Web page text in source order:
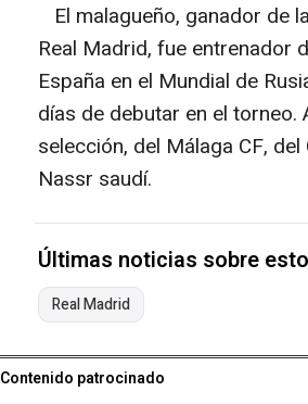
El malagueño, ganador de
Real Madrid, fue entrenador
España en el Mundial de
días de debutar en el
selección, del Málaga CF,
Nassr saudí.
Últimas noticias sobre
Real Madrid
Contenido patrocinado